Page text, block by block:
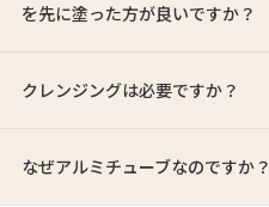
を先に塗った方が良いですか？
クレンジングは必要ですか？
なぜアルミチューブなのですか？